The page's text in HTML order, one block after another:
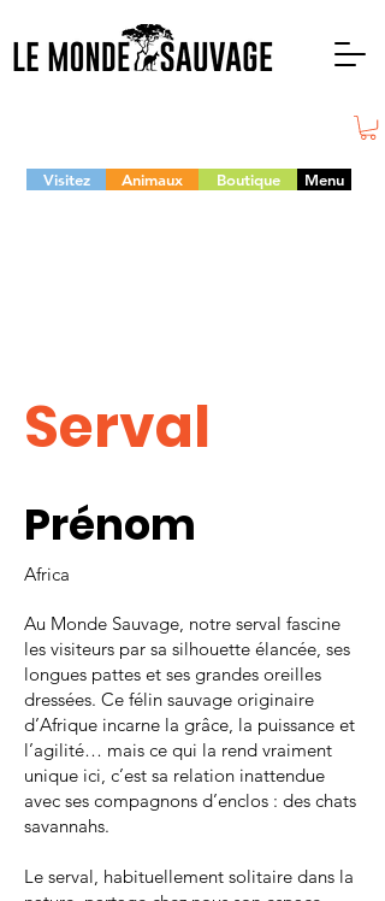
Visitez Animaux Boutique Menu
Serval
Prénom
Africa
Au Monde Sauvage, notre serval fascine
les visiteurs par sa silhouette élancée, ses
longues pattes et ses grandes oreilles
dressées. Ce félin sauvage originaire
d’Afrique incarne la grâce, la puissance et
l’agilité… mais ce qui la rend vraiment
unique ici, c’est sa relation inattendue
avec ses compagnons d’enclos : des chats
savannahs.
Le serval, habituellement solitaire dans la